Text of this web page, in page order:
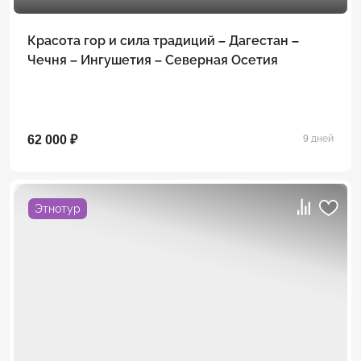
Красота гор и сила традиций – Дагестан –
Чечня – Ингушетия – Северная Осетия
62 000 ₽ 9 дней
Этнотур